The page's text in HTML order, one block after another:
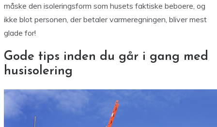
måske den isoleringsform som husets faktiske beboere, og
ikke blot personen, der betaler varmeregningen, bliver mest
glade for!
Gode tips inden du går i gang med
husisolering